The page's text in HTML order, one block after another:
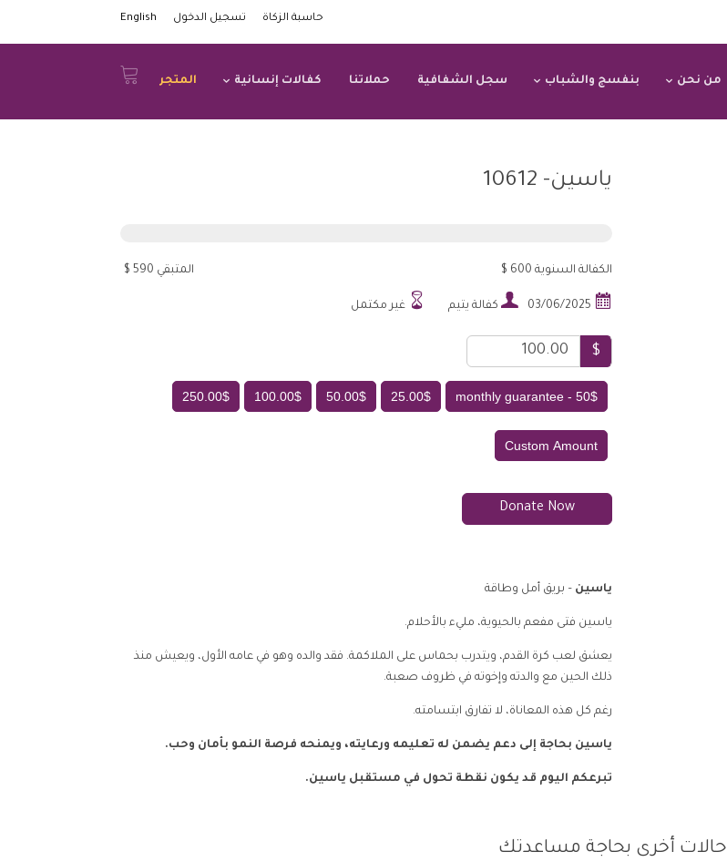
حاسبة الزكاة تسجيل الدخول English
من نحن بنفسج والشباب سجل الشفافية حملاتنا كفالات إنسانية المتجر
ياسين- 10612
الكفالة السنوية 600 $ المتبقي 590 $

03/06/2025
 كفالة يتيم  غير مكتمل
$
50$ - monthly guarantee
25.00$
50.00$
100.00$
250.00$
Custom Amount
Donate Now
ياسين – بريق أمل وطاقة
ياسين فتى مفعم بالحيوية، مليء بالأحلام.
يعشق لعب كرة القدم، ويتدرب بحماس على الملاكمة. فقد والده وهو في عامه الأول، ويعيش منذ
ذلك الحين مع والدته وإخوته في ظروف صعبة.
رغم كل هذه المعاناة، لا تفارق ابتسامته.
ياسين بحاجة إلى دعم يضمن له تعليمه ورعايته، ويمنحه فرصة النمو بأمان وحب.
تبرعكم اليوم قد يكون نقطة تحول في مستقبل ياسين.
حالات أخرى بحاجة مساعدتك